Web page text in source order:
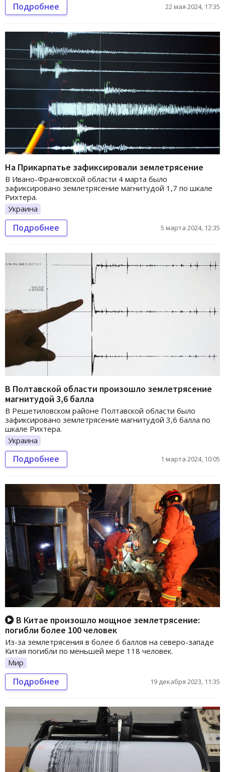
Подробнее 22 мая 2024, 17:35
На Прикарпатье зафиксировали землетрясение
В Ивано-Франковской области 4 марта было
зафиксировано землетрясение магнитудой 1,7 по шкале
Рихтера.
Украина
Подробнее 5 марта 2024, 12:35
В Полтавской области произошло землетрясение
магнитудой 3,6 балла
В Решетиловском районе Полтавской области было
зафиксировано землетрясение магнитудой 3,6 балла по
шкале Рихтера.
Украина
Подробнее 1 марта 2024, 10:05
В Китае произошло мощное землетрясение:
погибли более 100 человек
Из-за землетрясения в более 6 баллов на северо-западе
Китая погибли по меньшей мере 118 человек.
Мир
Подробнее 19 декабря 2023, 11:35